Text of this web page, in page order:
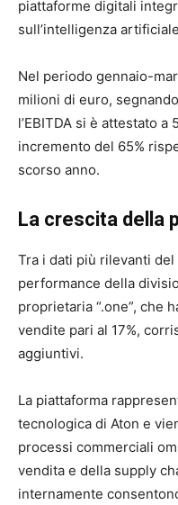
piattaforme digitali
sull’intelligenza
Nel periodo gennaio-
milioni di euro,
l’EBITDA si è attestato
incremento del 65%
scorso anno.
La crescita della
Tra i dati più rilevanti
performance della
proprietaria “.one”, che
vendite pari al 17%,
aggiuntivi.
La piattaforma
tecnologica di Aton e
processi commerciali
vendita e della supply
internamente